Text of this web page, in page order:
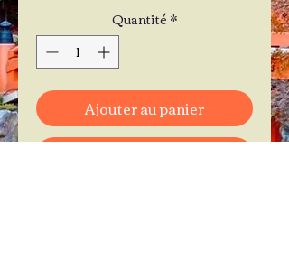
Quantité*
Ajouter au panier